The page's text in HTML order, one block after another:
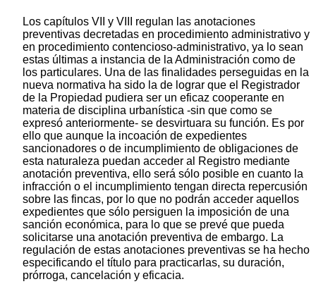
Los capítulos VII y VIII regulan las anotaciones
preventivas decretadas en procedimiento administrativo y
en procedimiento contencioso-administrativo, ya lo sean
estas últimas a instancia de la Administración como de
los particulares. Una de las finalidades perseguidas en la
nueva normativa ha sido la de lograr que el Registrador
de la Propiedad pudiera ser un eficaz cooperante en
materia de disciplina urbanística -sin que como se
expresó anteriormente- se desvirtuara su función. Es por
ello que aunque la incoación de expedientes
sancionadores o de incumplimiento de obligaciones de
esta naturaleza puedan acceder al Registro mediante
anotación preventiva, ello será sólo posible en cuanto la
infracción o el incumplimiento tengan directa repercusión
sobre las fincas, por lo que no podrán acceder aquellos
expedientes que sólo persiguen la imposición de una
sanción económica, para lo que se prevé que pueda
solicitarse una anotación preventiva de embargo. La
regulación de estas anotaciones preventivas se ha hecho
especificando el título para practicarlas, su duración,
prórroga, cancelación y eficacia.